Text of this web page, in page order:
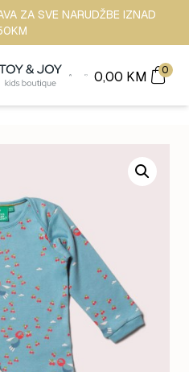
ZA SVE NARUDŽBE IZNAD
0,00 KM 0